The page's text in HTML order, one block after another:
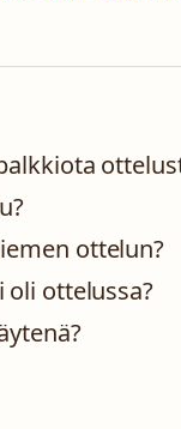
ottelun?
oli ottelussa?